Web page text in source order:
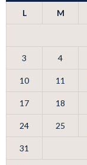
L M
3 4
10 11
17 18
24 25
31